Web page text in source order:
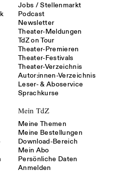
Jobs / Stellenmarkt
Podcast
Newsletter
Theater-Meldungen
TdZ on Tour
Theater-Premieren
Theater-Festivals
Theater-Verzeichnis
Autor:innen-Verzeichnis
Leser- & Aboservice
Sprachkurse
Mein TdZ
Meine Themen
Meine Bestellungen
Download-Bereich
Mein Abo
Persönliche Daten
Anmelden